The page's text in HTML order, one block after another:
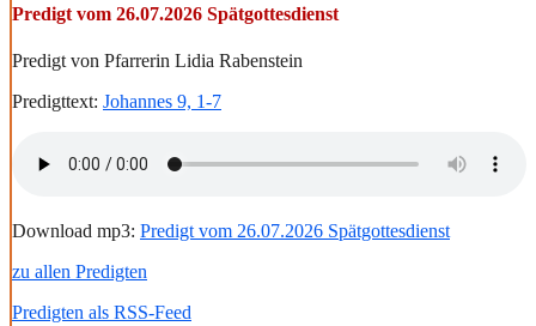
Predigt vom 26.07.2026 Spätgottesdienst
Predigt von Pfarrerin Lidia Rabenstein
Predigttext: Johannes 9, 1-7
Download mp3: Predigt vom 26.07.2026 Spätgottesdienst
zu allen Predigten
Predigten als RSS-Feed